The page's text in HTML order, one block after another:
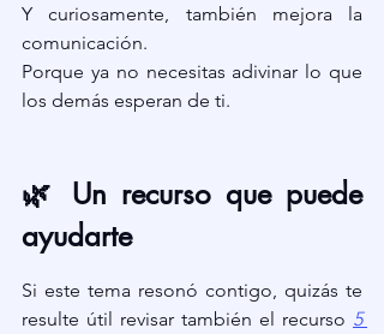
Y curiosamente, también mejora la
comunicación.
Porque ya no necesitas adivinar lo que
los demás esperan de ti.
🌿 Un recurso que puede
ayudarte
Si este tema resonó contigo, quizás te
resulte útil revisar también el recurso 5